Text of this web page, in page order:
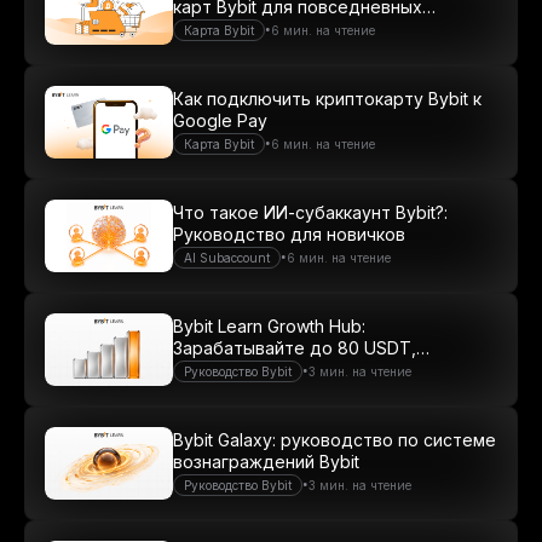
Карта Bybit •6 мин. на чтение
карт Bybit для повседневных
платежей
Карта Bybit •6 мин. на чтение
Как подключить криптокарту Bybit к
Google Pay
AI Subaccount •6 мин. на чтение
Что такое ИИ-субаккаунт Bybit?:
Руководство для новичков
Руководство Bybit •3 мин. на чтение
Bybit Learn Growth Hub:
Зарабатывайте до 80 USDT,
осваивая мир криптовалют
Руководство Bybit •3 мин. на чтение
Bybit Galaxy: руководство по системе
вознаграждений Bybit